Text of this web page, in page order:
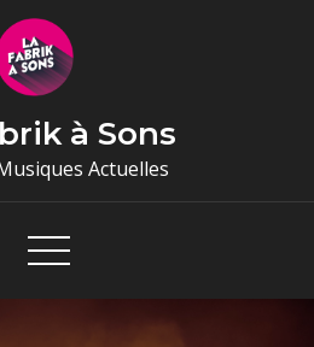
à Sons
Actuelles